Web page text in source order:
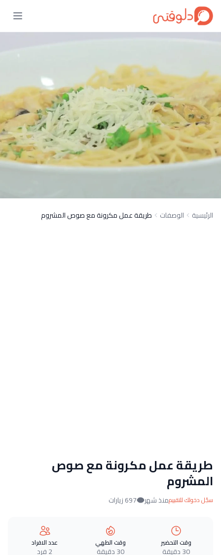
الرئيسية الوصفات طريقة عمل مكرونة مع صوص المشروم
طريقة عمل مكرونة مع صوص
المشروم
سجّل دخولك للتقييممنذ شهر 697 زيارات
وقت التحضير
30 دقيقة
وقت الطهي
30 دقيقة
عدد الافراد
2 فرد